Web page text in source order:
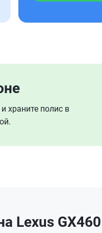
храните полис в
Lexus